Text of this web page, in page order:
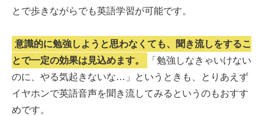
とで歩きながらでも英語学習が可能です。
意識的に勉強しようと思わなくても、聞き流しをするこ
とで一定の効果は見込めます。
「勉強しなきゃいけない
のに、やる気起きないな…」というときも、とりあえず
イヤホンで英語音声を聞き流してみるというのもおすす
めです。